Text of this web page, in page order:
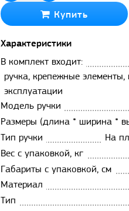
Купить
Характеристики
В комплект входит:
ручка, крепежные элементы,
эксплуатации
Модель ручки
Размеры (длина * ширина *
Тип ручки
На
Вес с упаковкой, кг
Габариты с упаковкой, см
Материал
Тип